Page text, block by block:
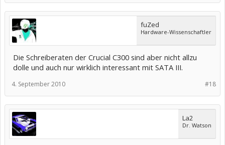
fuZed
Hardware-Wissenschaftler
Die Schreiberaten der Crucial C300 sind aber nicht allzu
dolle und auch nur wirklich interessant mit SATA III.
#18
4. September 2010
La2
Dr. Watson